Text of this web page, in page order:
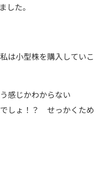
した。
は小型株を購入していこ
感じかわからない
しょ！？ せっかくため